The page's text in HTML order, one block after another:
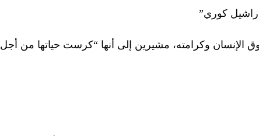
كوري”
الإنسان وكرامته، مشيرين إلى أنها “كرست حياتها من أجل